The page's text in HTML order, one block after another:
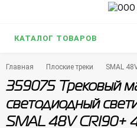
КАТАЛОГ ТОВАРОВ
Главная Плоские треки SMAL
359075 Трековый
светодиодный
SMAL 48V CRI90+